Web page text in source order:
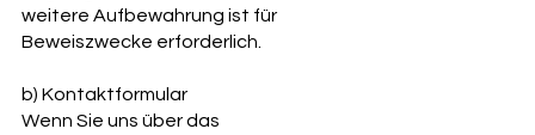
weitere Aufbewahrung ist für
Beweiszwecke erforderlich.
b) Kontaktformular
Wenn Sie uns über das